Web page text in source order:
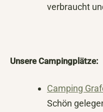
verbraucht
Unsere Campingplätze:
Camping
Schön